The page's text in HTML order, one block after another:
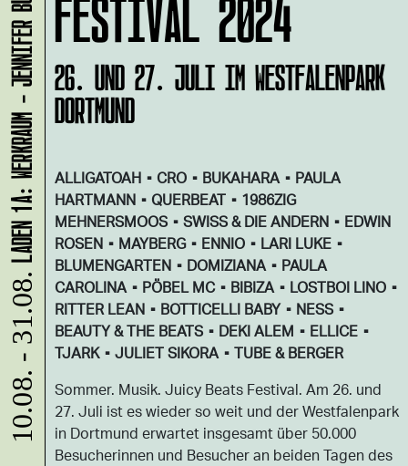
26. UND 27. JULI IM WESTFALENPARK
DORTMUND
ALLIGATOAH ▪ CRO ▪ BUKAHARA ▪ PAULA
HARTMANN ▪ QUERBEAT ▪ 1986ZIG
MEHNERSMOOS ▪ SWISS & DIE ANDERN ▪ EDWIN
ROSEN ▪ MAYBERG ▪ ENNIO ▪ LARI LUKE ▪
BLUMENGARTEN ▪ DOMIZIANA ▪ PAULA
CAROLINA ▪ PÖBEL MC ▪ BIBIZA ▪ LOSTBOI LINO ▪
RITTER LEAN ▪ BOTTICELLI BABY ▪ NESS ▪
BEAUTY & THE BEATS ▪ DEKI ALEM ▪ ELLICE ▪
TJARK ▪ JULIET SIKORA ▪ TUBE & BERGER
Sommer. Musik. Juicy Beats Festival. Am 26. und
27. Juli ist es wieder so weit und der Westfalenpark
in Dortmund erwartet insgesamt über 50.000
Besucherinnen und Besucher an beiden Tagen des
10.08. - 31.08.
LADEN 1A: WERKRAUM - JENNIFER BUNZECK